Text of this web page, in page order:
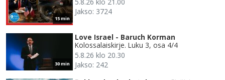
15 min
5.8.26 klo 21.00
Jakso: 3724
30 min
Love Israel - Baruch Korman
Kolossalaiskirje. Luku 3, osa 4/4
5.8.26 klo 20.30
Jakso: 242